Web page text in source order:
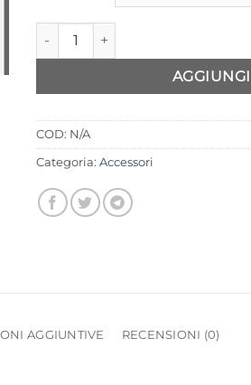
Portafoglio Tiffosi Michell quantità
COD: N/A
Categoria: Accessori
AGGIUNTIVE RECENSIONI (0)